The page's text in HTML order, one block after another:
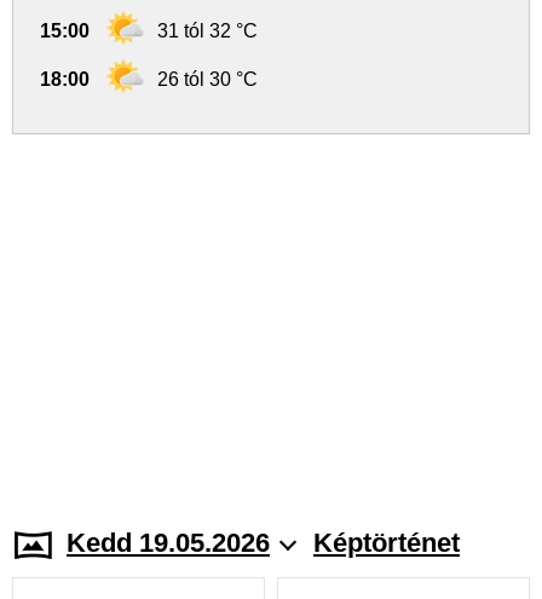
15:00 31 tól 32 °C
18:00 26 tól 30 °C
Kedd 19.05.2026 Képtörténet